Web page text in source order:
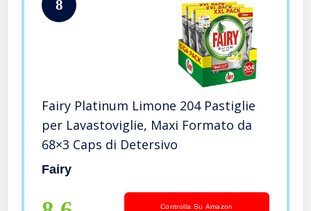
8
Fairy Platinum Limone 204 Pastiglie
per Lavastoviglie, Maxi Formato da
68×3 Caps di Detersivo
Fairy
Controlla Su Amazon